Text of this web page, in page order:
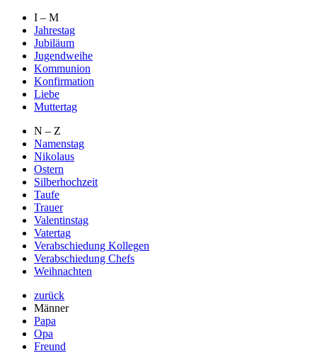
I – M
Jahrestag
Jubiläum
Jugendweihe
Kommunion
Konfirmation
Liebe
Muttertag
N – Z
Namenstag
Nikolaus
Ostern
Silberhochzeit
Taufe
Trauer
Valentinstag
Vatertag
Verabschiedung Kollegen
Verabschiedung Chefs
Weihnachten
zurück
Männer
Papa
Opa
Freund